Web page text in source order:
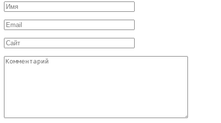
Имя
*
Email
*
Сайт
Комментарий